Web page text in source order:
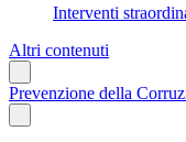
Interventi
Altri contenuti
Prevenzione della